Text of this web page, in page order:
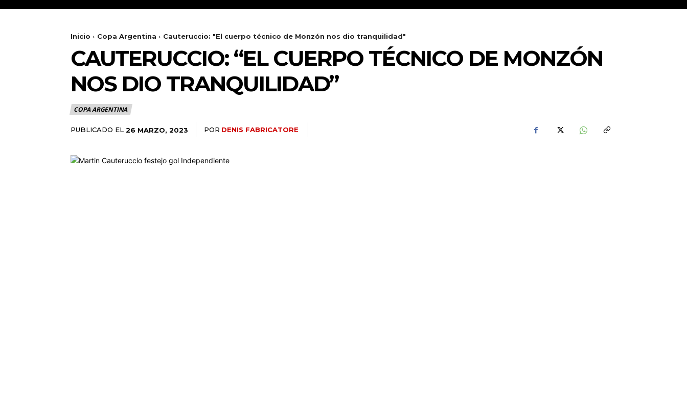
Inicio Copa Argentina Cauteruccio: "El cuerpo técnico de Monzón nos dio tranquilidad"
CAUTERUCCIO: “EL CUERPO TÉCNICO DE MONZÓN
NOS DIO TRANQUILIDAD”
COPA ARGENTINA
PUBLICADO EL 26 MARZO, 2023 POR DENIS FABRICATORE